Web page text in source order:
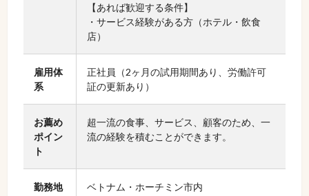
【あれば歓迎する条件】
・サービス経験がある方（ホテル・飲食
店）
雇用体
系
正社員（2ヶ月の試用期間あり、労働許可
証の更新あり）
お薦め
ポイン
ト
超一流の食事、サービス、顧客のため、一
流の経験を積むことができます。
勤務地 ベトナム・ホーチミン市内